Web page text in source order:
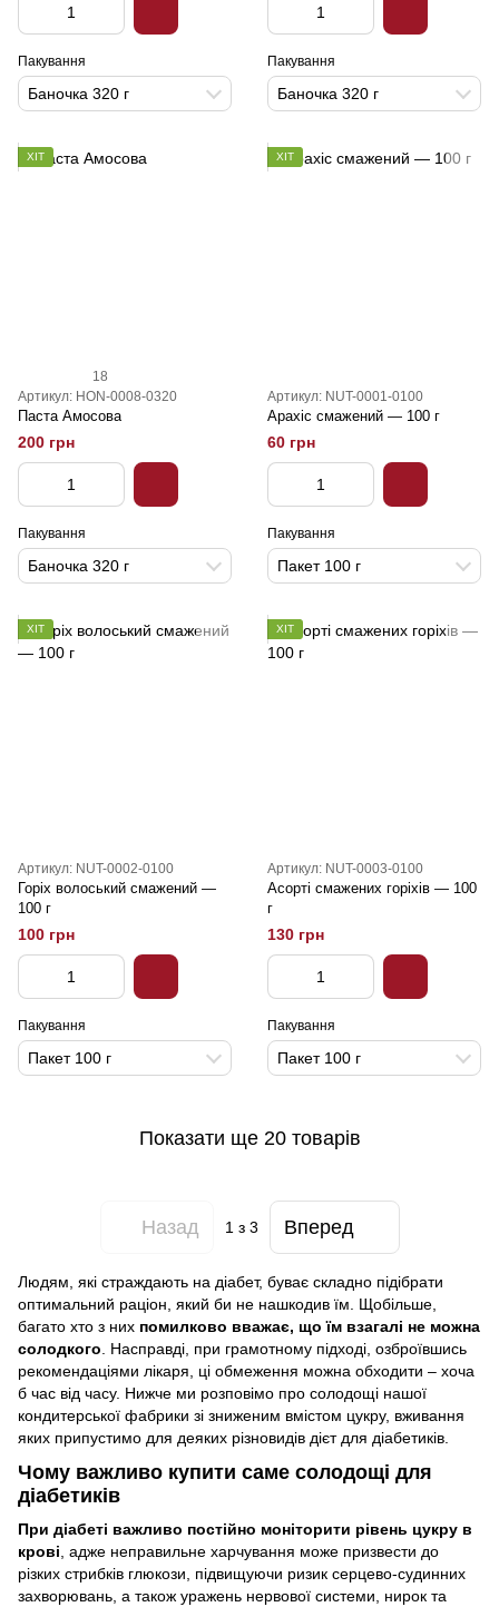
Пакування
Баночка 320 г
Пакування
Баночка 320 г
ХІТ
18
Артикул: HON-0008-0320
Паста Амосова
200 грн
Пакування
Баночка 320 г
ХІТ
Артикул: NUT-0001-0100
Арахіс смажений — 100 г
60 грн
Пакування
Пакет 100 г
ХІТ
Артикул: NUT-0002-0100
Горіх волоський смажений —
100 г
100 грн
Пакування
Пакет 100 г
ХІТ
Артикул: NUT-0003-0100
Асорті смажених горіхів — 100
г
130 грн
Пакування
Пакет 100 г
Показати ще 20 товарів
Назад 1 з 3 Вперед
Людям, які страждають на діабет, буває складно підібрати
оптимальний раціон, який би не нашкодив їм. Щобільше,
багато хто з них помилково вважає, що їм взагалі не можна
солодкого . Насправді, при грамотному підході, озброївшись
рекомендаціями лікаря, ці обмеження можна обходити – хоча
б час від часу. Нижче ми розповімо про солодощі нашої
кондитерської фабрики зі зниженим вмістом цукру, вживання
яких припустимо для деяких різновидів дієт для діабетиків.
Чому важливо купити саме солодощі для
діабетиків
При діабеті важливо постійно моніторити рівень цукру в
крові , адже неправильне харчування може призвести до
різких стрибків глюкози, підвищуючи ризик серцево-судинних
захворювань, а також уражень нервової системи, нирок та